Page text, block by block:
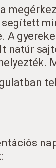
segített
A
natúr